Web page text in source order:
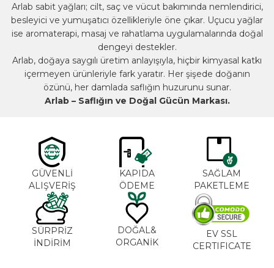
Arlab sabit yağları; cilt, saç ve vücut bakımında nemlendirici,
besleyici ve yumuşatıcı özellikleriyle öne çıkar. Uçucu yağlar
ise aromaterapi, masaj ve rahatlama uygulamalarında doğal
dengeyi destekler.
Arlab, doğaya saygılı üretim anlayışıyla, hiçbir kimyasal katkı
içermeyen ürünleriyle fark yaratır. Her şişede doğanın
özünü, her damlada saflığın huzurunu sunar.
Arlab – Saflığın ve Doğal Gücün Markası.
GÜVENLİ
ALIŞVERİŞ
KAPIDA
ÖDEME
SAĞLAM
PAKETLEME
SÜRPRİZ
İNDİRİM
DOĞAL&
ORGANİK
EV SSL
CERTIFICATE